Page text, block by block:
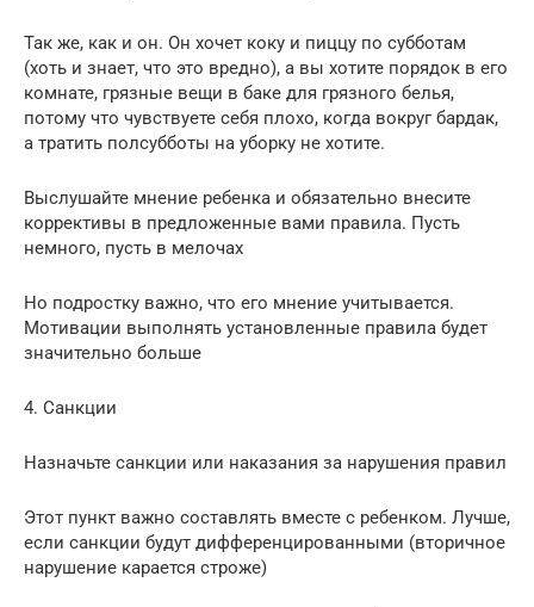
Так же, как и он. Он хочет коку и пиццу по субботам
(хоть и знает, что это вредно), а вы хотите порядок в его
комнате, грязные вещи в баке для грязного белья,
потому что чувствуете себя плохо, когда вокруг бардак,
а тратить полсубботы на уборку не хотите.
Выслушайте мнение ребенка и обязательно внесите
коррективы в предложенные вами правила. Пусть
немного, пусть в мелочах
Но подростку важно, что его мнение учитывается.
Мотивации выполнять установленные правила будет
значительно больше
4. Санкции
Назначьте санкции или наказания за нарушения правил
Этот пункт важно составлять вместе с ребенком. Лучше,
если санкции будут дифференцированными (вторичное
нарушение карается строже)